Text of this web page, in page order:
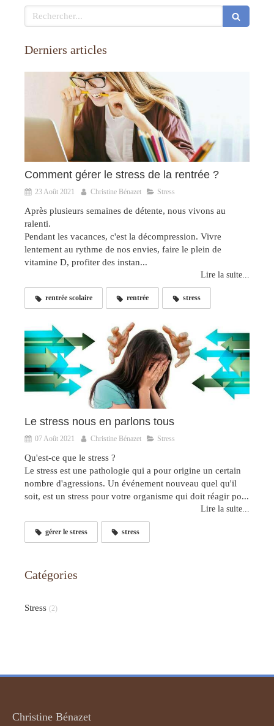
Rechercher
Derniers articles
Comment gérer le stress de la rentrée ?
23 Août 2021 Christine Bénazet Stress
Après plusieurs semaines de détente, nous vivons au
ralenti.
Pendant les vacances, c'est la décompression. Vivre
lentement au rythme de nos envies, faire le plein de
vitamine D, profiter des instan...
Lire la suite...
rentrée scolaire rentrée stress
Le stress nous en parlons tous
07 Août 2021 Christine Bénazet Stress
Qu'est-ce que le stress ?
Le stress est une pathologie qui a pour origine un certain
nombre d'agressions. Un événement nouveau quel qu'il
soit, est un stress pour votre organisme qui doit réagir po...
Lire la suite...
gérer le stress stress
Catégories
Stress (2)
Christine Bénazet